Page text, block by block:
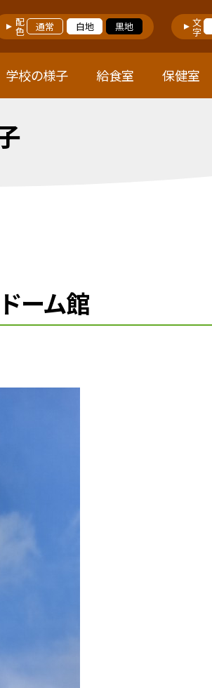
配色 通常 白地 黒地 文字
学校の様子 給食室 保健室
ーム館